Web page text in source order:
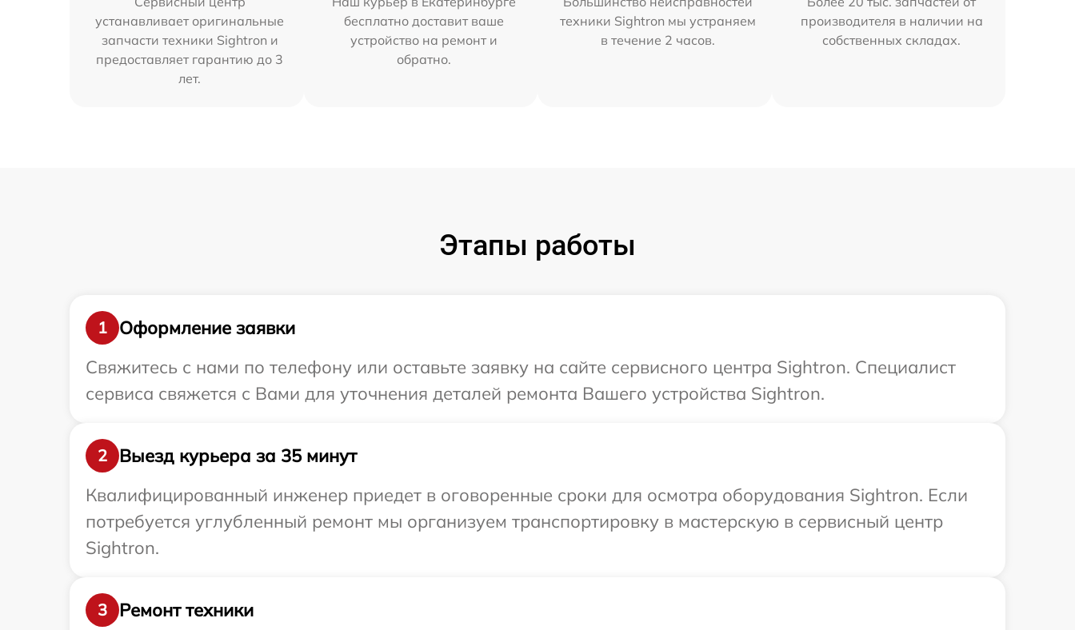
устанавливает оригинальные
запчасти техники Sightron и
предоставляет гарантию до 3
лет.
бесплатно доставит ваше
устройство на ремонт и
обратно.
техники Sightron мы устраняем
в течение 2 часов.
производителя в наличии на
собственных складах.
Этапы работы
1
Оформление заявки
Свяжитесь с нами по телефону или оставьте заявку на сайте сервисного центра Sightron. Специалист
сервиса свяжется с Вами для уточнения деталей ремонта Вашего устройства Sightron.
2
Выезд курьера за 35 минут
Квалифицированный инженер приедет в оговоренные сроки для осмотра оборудования Sightron. Если
потребуется углубленный ремонт мы организуем транспортировку в мастерскую в сервисный центр
Sightron.
3
Ремонт техники